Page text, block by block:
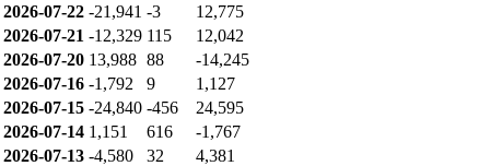
2026-07-22 -21,941 -3
12,775
2026-07-21 -12,329 115
12,042
2026-07-20 13,988 88
-14,245
2026-07-16 -1,792 9
1,127
2026-07-15 -24,840 -456
24,595
2026-07-14 1,151 616
-1,767
2026-07-13 -4,580 32
4,381